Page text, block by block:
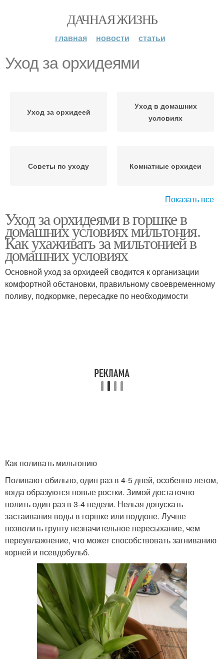
ДАЧНАЯ ЖИЗНЬ
главная новости статьи
Уход за орхидеями
Уход за орхидеей
Уход в домашних
условиях
Советы по уходу Комнатные орхидеи
Отцветший орхидея
Показать все
Уход за орхидеями в горшке в
домашних условиях мильтония.
Как ухаживать за мильтонией в
домашних условиях
Основной уход за орхидеей сводится к организации
комфортной обстановки, правильному своевременному
поливу, подкормке, пересадке по необходимости
Как поливать мильтонию
Поливают обильно, один раз в 4-5 дней, особенно летом,
когда образуются новые ростки. Зимой достаточно
полить один раз в 3-4 недели. Нельзя допускать
застаивания воды в горшке или поддоне. Лучше
позволить грунту незначительное пересыхание, чем
переувлажнение, что может способствовать загниванию
корней и псевдобульб.